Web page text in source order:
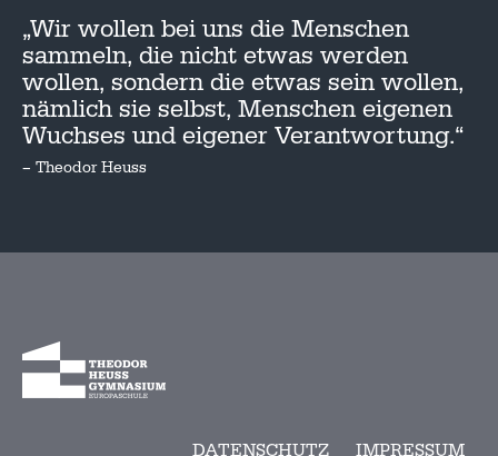
„Wir wollen bei uns die Menschen
sammeln, die nicht etwas werden
wollen, sondern die etwas sein wollen,
nämlich sie selbst, Menschen eigenen
Wuchses und eigener Verantwortung.“
– Theodor Heuss
DATENSCHUTZ IMPRESSUM